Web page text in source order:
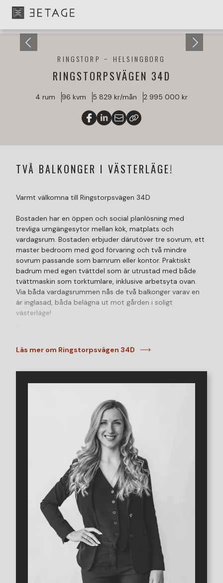
RINGSTORPSVÄGEN 34D
RINGSTORP HELSINGBORG
4 rum 96 kvm 5 829 kr/mån 2 995 000 kr
TVÅ BALKONGER I VÄSTERLÄGE!
Varmt välkomna till Ringstorpsvägen 34D
Bostaden har en öppen och social planlösning med
trevliga umgängesytor mellan kök, matplats och
vardagsrum. Bostaden erbjuder därutöver tre sovrum, ett
master bedroom med god förvaring och två mindre
sovrum passande som barnrum eller kontor. Praktiskt
badrum med egen tvättdel som är utrustad med både
tvättmaskin som torktumlare, inklusive arbetsyta ovan.
Via båda vardagsrummen nås de två balkonger varav en
är inglasad, båda belägna ut mot gården i soligt
västerläge!
stan men även till grönskande Pålsjö skog gör området
pizzeria, bibliotek, ICA-butik och kvarterskrog vid
bland annat buss och bil. Castor är ett arkitekt ritat hus
där en trevåningsbyggnad med etagelägenheter
kombineras med en tiovåningsbyggnad med slående
Hiss finns i huvudbyggnaden men inte i annexet där
bostaden är belägen.
Underjordiskt garage finns i källaren i fastigheten vid sidan
om Brf Castor 1 (Garage beläget i Brf Pollux 1, separat
kösystem tillämpas).
Varmt välkomna att kontakt Jennie Lind för visning!
Läs mer om Ringstorpsvägen 34D